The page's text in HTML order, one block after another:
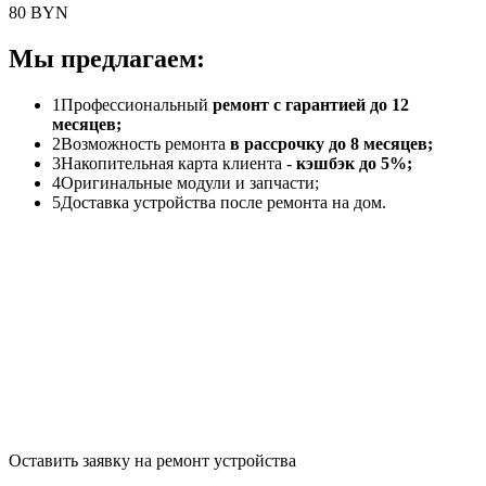
80 BYN
Мы предлагаем:
1Профессиональный ремонт с гарантией до 12
месяцев;
2Возможность ремонта в рассрочку до 8 месяцев;
3Накопительная карта клиента - кэшбэк до 5%;
4Оригинальные модули и запчасти;
5Доставка устройства после ремонта на дом.
Оставить заявку на ремонт устройства